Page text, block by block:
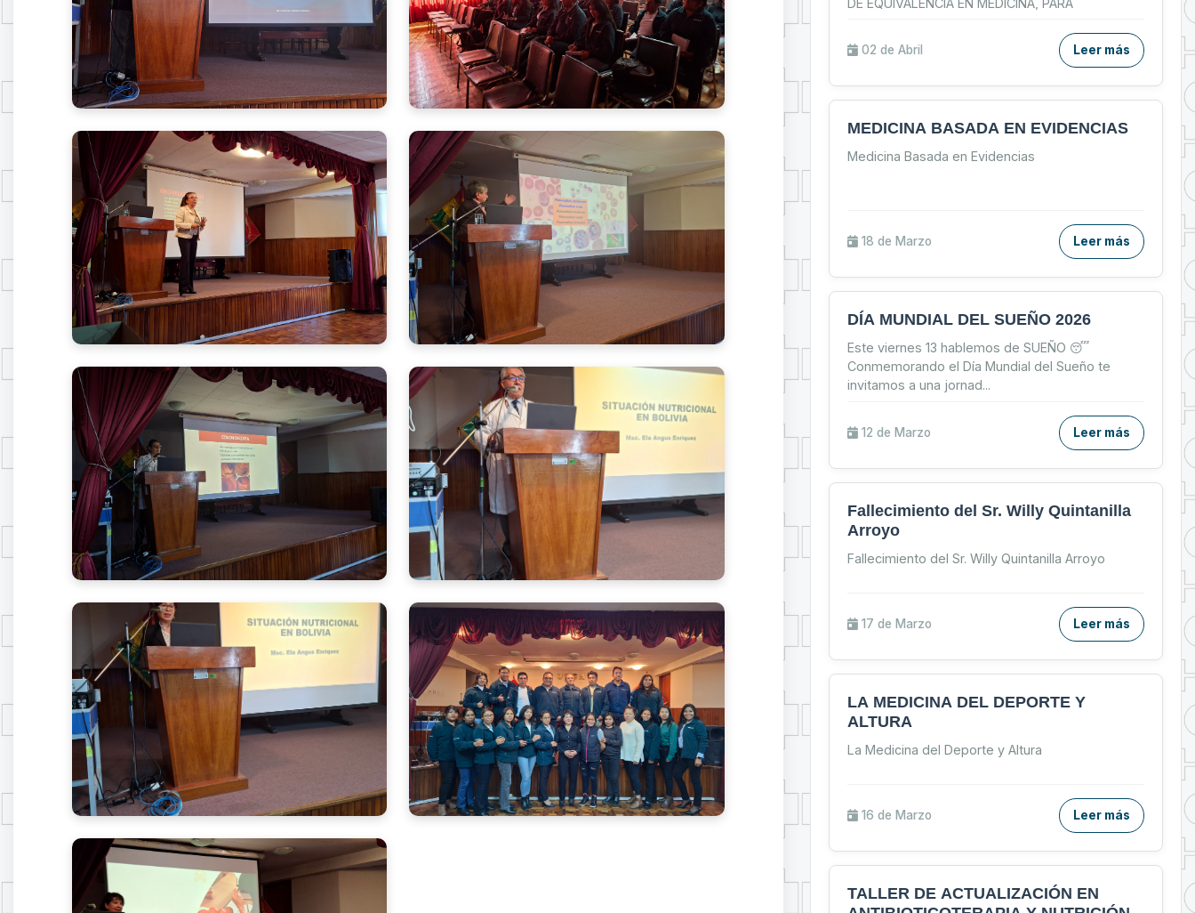
DE EQUIVALENCIA EN MEDICINA, PARA
02 de Abril Leer más
MEDICINA BASADA EN EVIDENCIAS
Medicina Basada en Evidencias
18 de Marzo Leer más
DÍA MUNDIAL DEL SUEÑO 2026
Este viernes 13 hablemos de SUEÑO 😴
Conmemorando el Día Mundial del Sueño te
invitamos a una jornad...
12 de Marzo Leer más
Fallecimiento del Sr. Willy Quintanilla
Arroyo
Fallecimiento del Sr. Willy Quintanilla Arroyo
17 de Marzo Leer más
LA MEDICINA DEL DEPORTE Y
ALTURA
La Medicina del Deporte y Altura
16 de Marzo Leer más
TALLER DE ACTUALIZACIÓN EN